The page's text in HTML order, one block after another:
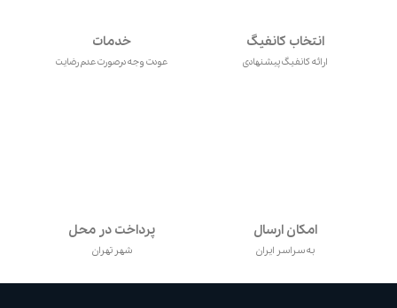
انتخاب کانفیگ
ارائه کانفیگ پیشنهادی
خدمات
عودت وجه درصورت عدم رضایت
امکان ارسال
به سراسر ایران
پرداخت در محل
شهر تهران